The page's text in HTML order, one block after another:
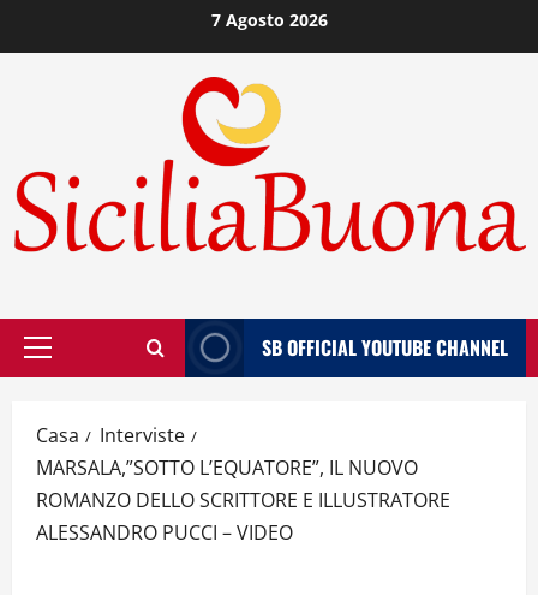
al
7 Agosto 2026
Menù
SB OFFICIAL YOUTUBE CHANNEL
Casa
Interviste
MARSALA,”SOTTO L’EQUATORE”, IL NUOVO
ROMANZO DELLO SCRITTORE E ILLUSTRATORE
ALESSANDRO PUCCI – VIDEO